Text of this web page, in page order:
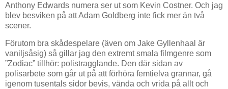
Anthony Edwards numera ser ut som Kevin Costner. Och jag
blev besviken på att Adam Goldberg inte fick mer än två
scener.
Förutom bra skådespelare (även om Jake Gyllenhaal är
vaniljsåsig) så gillar jag den extremt smala filmgenre som
”Zodiac” tillhör: polistragglande. Den där sidan av
polisarbete som går ut på att förhöra femtielva grannar, gå
igenom tusentals sidor bevis, vända och vrida på allt och